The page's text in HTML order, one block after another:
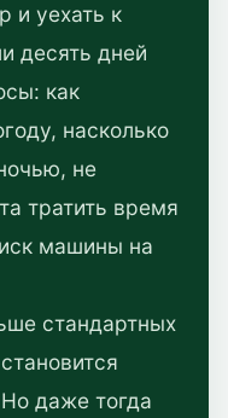
и уехать к
десять дней
как
насколько
не
тратить время
машины на
стандартных
даже тогда